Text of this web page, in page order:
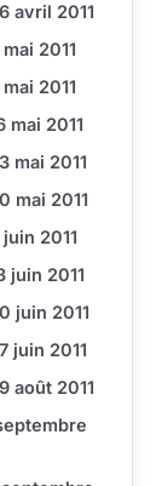
avril 2011
2011
2011
mai 2011
mai 2011
mai 2011
2011
juin 2011
juin 2011
juin 2011
août 2011